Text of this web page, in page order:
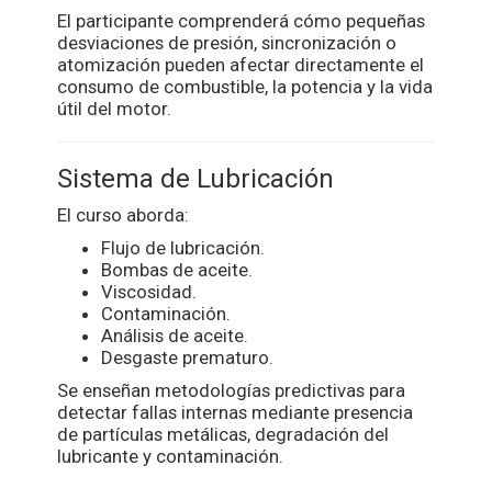
El participante comprenderá cómo pequeñas
desviaciones de presión, sincronización o
atomización pueden afectar directamente el
consumo de combustible, la potencia y la vida
útil del motor.
Sistema de Lubricación
El curso aborda:
Flujo de lubricación.
Bombas de aceite.
Viscosidad.
Contaminación.
Análisis de aceite.
Desgaste prematuro.
Se enseñan metodologías predictivas para
detectar fallas internas mediante presencia
de partículas metálicas, degradación del
lubricante y contaminación.